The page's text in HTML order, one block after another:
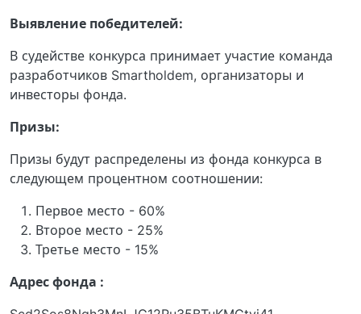
Выявление победителей:
В судействе конкурса принимает участие команда
разработчиков Smartholdem, организаторы и
инвесторы фонда.
Призы:
Призы будут распределены из фонда конкурса в
следующем процентном соотношении:
Первое место - 60%
Второе место - 25%
Третье место - 15%
Адрес фонда :